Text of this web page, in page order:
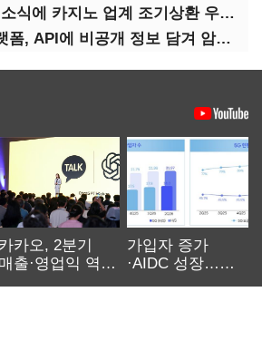
"관광기금 상향 소식에 카지노 업계 조기상환 우려"
모두의 창업 플랫폼, API에 비공개 정보 담겨 암호키까지 새나갔다
카카오, 2분기
매출·영업익 역대
가입자 증가
·AIDC 성장…